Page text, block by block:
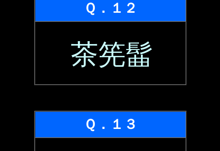
Ｑ．１２
茶筅髷
Ｑ．１３